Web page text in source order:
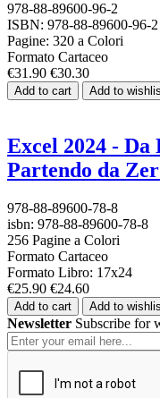
978-88-89600-96-2
ISBN: 978-88-89600-96-2
Pagine: 320 a Colori
Formato Cartaceo
€31.90 €30.30
Add to cart Add to
Excel 2024 -
Partendo da
978-88-89600-78-8
isbn: 978-88-89600-78-8
256 Pagine a Colori
Formato Cartaceo
Formato Libro: 17x24
€25.90 €24.60
Add to cart Add to
Newsletter Subscribe for